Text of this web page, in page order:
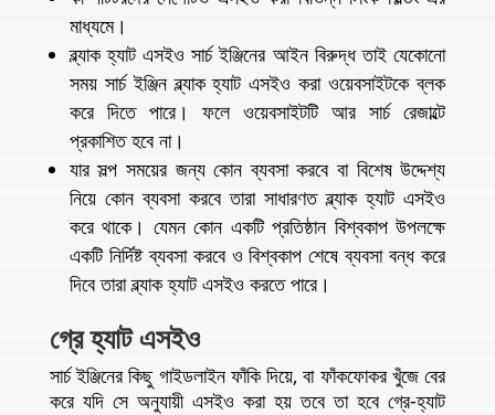
মাধ্যমে।
ব্ল্যাক হ্যাট এসইও সার্চ ইঞ্জিনের আইন বিরুদ্ধ তাই যেকোনো
সময় সার্চ ইঞ্জিন ব্ল্যাক হ্যাট এসইও করা ওয়েবসাইটকে ব্লক
করে দিতে পারে। ফলে ওয়েবসাইটটি আর সার্চ রেজাল্টে
প্রকাশিত হবে না।
যার সল্প সময়ের জন্য কোন ব্যবসা করবে বা বিশেষ উদ্দেশ্য
নিয়ে কোন ব্যবসা করবে তারা সাধারণত ব্ল্যাক হ্যাট এসইও
করে থাকে। যেমন কোন একটি প্রতিষ্ঠান বিশ্বকাপ উপলক্ষে
একটি নির্দিষ্ট ব্যবসা করবে ও বিশ্বকাপ শেষে ব্যবসা বন্ধ করে
দিবে তারা ব্ল্যাক হ্যাট এসইও করতে পারে।
গ্রে হ্যাট এসইও
সার্চ ইঞ্জিনের কিছু গাইডলাইন ফাঁকি দিয়ে, বা ফাঁকফোকর খুঁজে বের
করে যদি সে অনুযায়ী এসইও করা হয় তবে তা হবে গ্রে-হ্যাট